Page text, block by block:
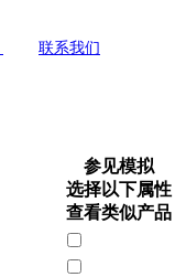
联系我们
参见模拟
选择以下属性
查看类似产品